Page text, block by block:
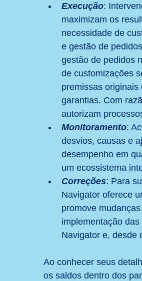
Execução:
maximizam os
necessidade de
e gestão de
gestão de pedidos
de customizações
premissas
garantias. Com
autorizam
Monitoramento:
desvios, causas e
desempenho em
um ecossistema
Correções: Para
Navigator oferece
promove
implementação
Navigator e, desde
Ao conhecer seus
os saldos dentro dos